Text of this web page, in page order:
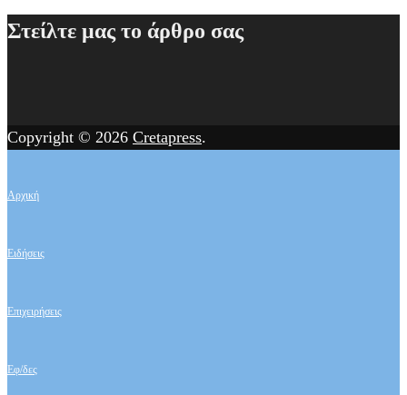
Στείλτε μας το άρθρο σας
Copyright © 2026 Cretapress.
Αρχική
Ειδήσεις
Επιχειρήσεις
Εφ/δες